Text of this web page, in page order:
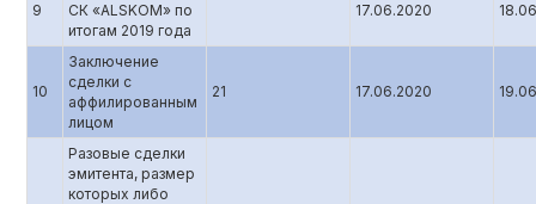
9
СК «ALSKOM» по
итогам 2019 года
17.06.2020
10
Заключение
сделки с
аффилированным
лицом
21 17.06.2020
Разовые сделки
эмитента, размер
которых либо